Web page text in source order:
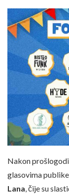
Nakon
glasovima
Lana, čije su